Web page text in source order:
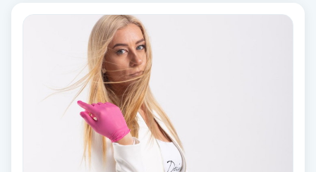
Brynformning